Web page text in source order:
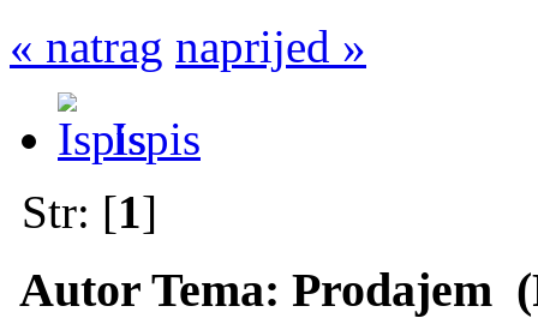
« natrag naprijed »
Ispis
Str: [1]
Autor Tema: Prodajem